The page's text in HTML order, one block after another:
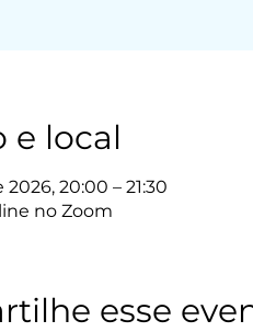
e local
20:00 – 21:30
no Zoom
esse